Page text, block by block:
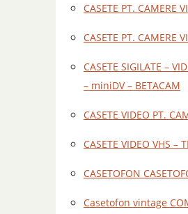
CASETE PT. CAMERE
CASETE PT. CAMERE
CASETE SIGILATE –
– miniDV – BETACAM
CASETE VIDEO PT.
CASETE VIDEO VHS –
CASETOFON
Casetofon vintage